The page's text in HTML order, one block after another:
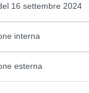
16 settembre 2024
interna
esterna